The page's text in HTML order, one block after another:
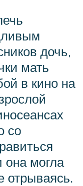
дочь,
мать
в кино на
со
могла
отрываясь.